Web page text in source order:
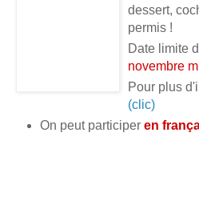
dessert,
permis !
Date limite
novembre
Pour plus
(clic)
On peut participer en